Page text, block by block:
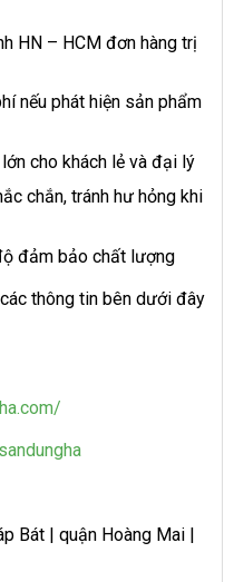
HN – HCM đơn hàng trị
nếu phát hiện sản phẩm
cho khách lẻ và đại lý
chắn, tránh hư hỏng khi
đảm bảo chất lượng
thông tin bên dưới đây
Bát | quận Hoàng Mai |